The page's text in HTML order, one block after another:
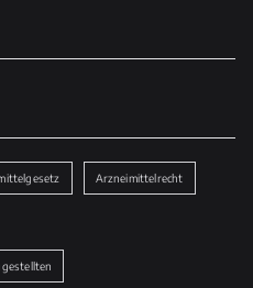
Arzneimittelrecht